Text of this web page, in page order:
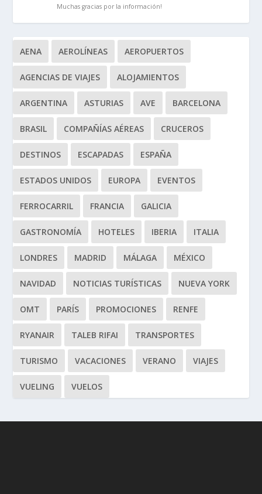
Muchas gracias por la información!
AENA AEROLÍNEAS AEROPUERTOS
AGENCIAS DE VIAJES ALOJAMIENTOS
ARGENTINA ASTURIAS AVE BARCELONA
BRASIL COMPAÑÍAS AÉREAS CRUCEROS
DESTINOS ESCAPADAS ESPAÑA
ESTADOS UNIDOS EUROPA EVENTOS
FERROCARRIL FRANCIA GALICIA
GASTRONOMÍA HOTELES IBERIA ITALIA
LONDRES MADRID MÁLAGA MÉXICO
NAVIDAD NOTICIAS TURÍSTICAS NUEVA YORK
OMT PARÍS PROMOCIONES RENFE
RYANAIR TALEB RIFAI TRANSPORTES
TURISMO VACACIONES VERANO VIAJES
VUELING VUELOS